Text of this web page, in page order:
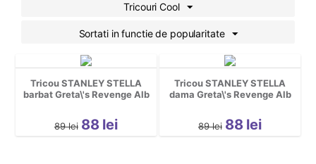
Gravide
Mascote
Tricouri Cool
Sortati in functie de popularitate
Tricou STANLEY STELLA
barbat Greta\'s Revenge Alb
89 lei 88 lei
Tricou STANLEY STELLA
dama Greta\'s Revenge Alb
89 lei 88 lei